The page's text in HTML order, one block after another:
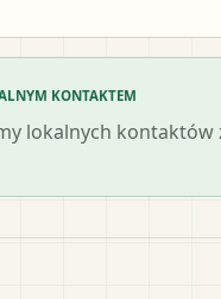
KONTAKTEM
lokalnych kontaktów